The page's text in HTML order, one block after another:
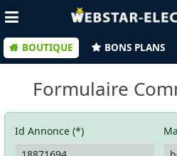
BOUTIQUE BONS PLANS
Formulaire
Id Annonce (*)